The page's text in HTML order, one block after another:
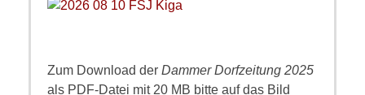
Zum Download der Dammer Dorfzeitung 2025
als PDF-Datei mit 20 MB bitte auf das Bild